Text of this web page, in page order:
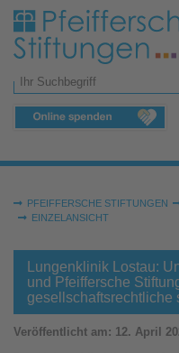
Zum Hauptinhalt springen
Suchformular
Sie sind hier:
PFEIFFERSCHE STIFTUNGEN
EINZELANSICHT
Lungenklinik Lostau:
und Pfeiffersche
gesellschaftsrechtliche
Veröffentlicht am: 12. April